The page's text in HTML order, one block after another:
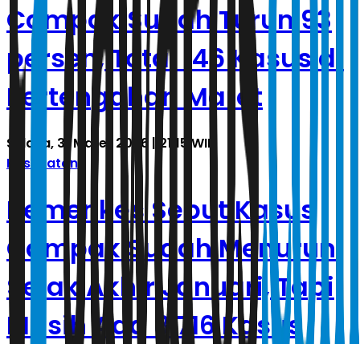
Campak Sudah Turun 93
persen, Total 146 Kasus di
Pertengahan Maret
Selasa, 31 Maret 2026 | 21.15 WIB
Kesehatan
Kemenkes Sebut Kasus
Campak Sudah Menurun
Sejak Akhir Januari, Tapi
Masih Ada 8.716 Kasus